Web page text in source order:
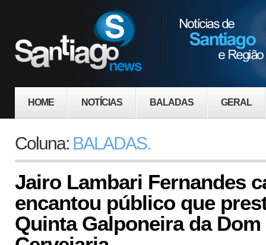
HOME NOTÍCIAS BALADAS GERAL
Coluna: BALADAS.
Jairo Lambari Fernandes
encantou público que
Quinta Galponeira da